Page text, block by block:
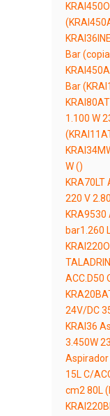
Bar
Bar
1.100 W
W ()
220 V
bar1.260
ACC.D50
24V/DC
KRAI36
3.450W
Aspirador
15L C/
cm2 80L